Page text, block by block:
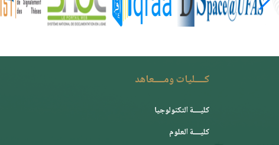
كــــليات ومــــعاهد
كليــــة التكنولوجيا
كليــــة العلوم